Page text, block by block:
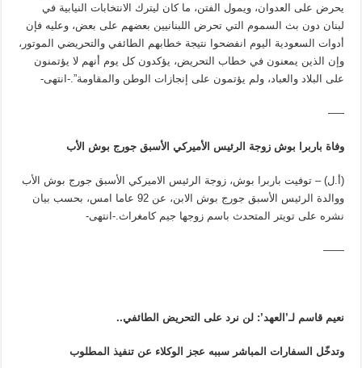
يحرض على العدوان، ويمول الفتن، ما كان ليترك الانتخابات النيابية في
لبنان دون بث السموم التي تحرض اللبنانيين بعضهم على بعض، وعليه فإن
أدوات السعودية اليوم انفضحوا نتيجة خطابهم الطائفي والتحريضي الموتور،
وإن الذين يمعنون في خطاب التحريض، يؤكدون كل يوم أنهم لا يؤتمنون
على البلاد والعباد، ولم يؤتمون على إنجازات الوطن والمقاومة”.-انتهى-
—–
وفاة باربرا بوش زوجة الرئيس الأميركي الأسبق جورج بوش الأب
(أ.ل) – توفيت باربرا بوش، زوجة الرئيس الاميركي الأسبق جورج بوش الأب
ووالدة الرئيس الأسبق جورج بوش الابن، عن 92 عاما امس، بحسب بيان
نشره على تويتر المتحدث باسم زوجها جيم كامغراث.-انتهى-
——
نعيم قاسم لـ’العهد’: لن نرد على التحريض الطائفي..
وتدخّل السفارات المباشر سببه عجز الوكلاء عن تنفيذ المطلوب